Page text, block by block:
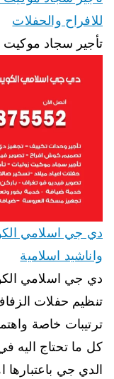
للافراح والحفلات
تأجير سجاد موكيت
واناشيد اسلامية
دي جي اسلامي
تنظيم حفلات
ترتيبات خاصة
كل ما تحتاج
الدي جي